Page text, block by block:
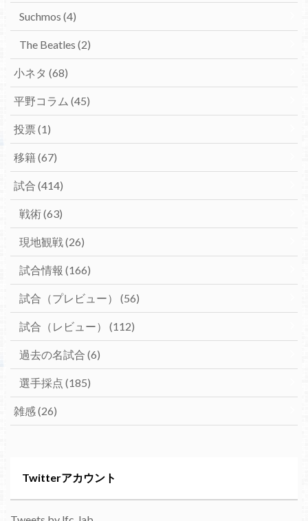
Suchmos (4)
The Beatles (2)
小ネタ (68)
平野コラム (45)
投票 (1)
移籍(67)
試合 (414)
戦術(63)
現地観戦 (26)
試合情報 (166)
試合（プレビュー） (56)
試合（レビュー） (112)
過去の名試合 (6)
選手採点 (185)
雑感(26)
Twitterアカウント